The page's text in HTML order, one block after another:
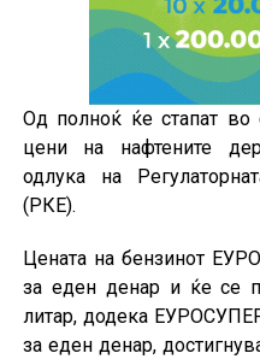
Од полноќ ќе стапат во
цени на нафтените
одлука на
(РКЕ).
Цената на бензинот
за еден денар и ќе се
литар, додека
за еден денар,